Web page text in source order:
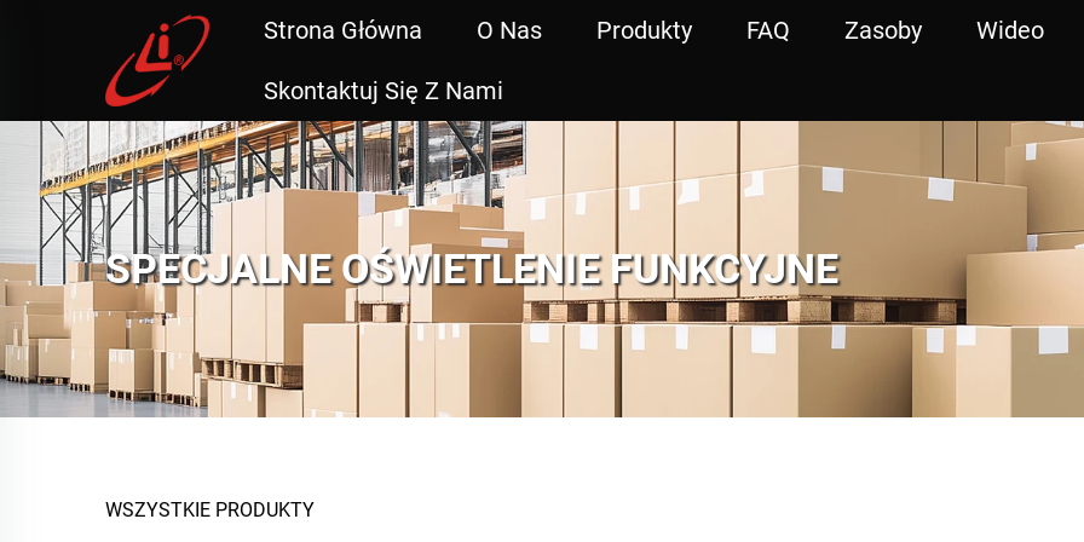
Strona Główna O Nas Produkty FAQ Zasoby Wideo
Skontaktuj Się Z Nami
SPECJALNE OŚWIETLENIE FUNKCYJNE
WSZYSTKIE PRODUKTY